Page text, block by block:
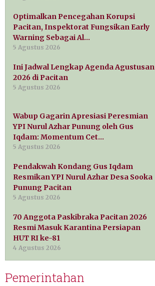
Optimalkan Pencegahan Korupsi
Pacitan, Inspektorat Fungsikan Early
Warning Sebagai Al…
5 Agustus 2026
Ini Jadwal Lengkap Agenda Agustusan
2026 di Pacitan
5 Agustus 2026
Wabup Gagarin Apresiasi Peresmian
YPI Nurul Azhar Punung oleh Gus
Iqdam: Momentum Cet…
5 Agustus 2026
Pendakwah Kondang Gus Iqdam
Resmikan YPI Nurul Azhar Desa Sooka
Punung Pacitan
5 Agustus 2026
70 Anggota Paskibraka Pacitan 2026
Resmi Masuk Karantina Persiapan
HUT RI ke-81
4 Agustus 2026
Pemerintahan